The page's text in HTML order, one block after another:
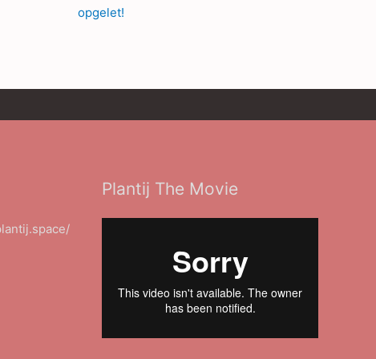
opgelet!
Plantij The Movie